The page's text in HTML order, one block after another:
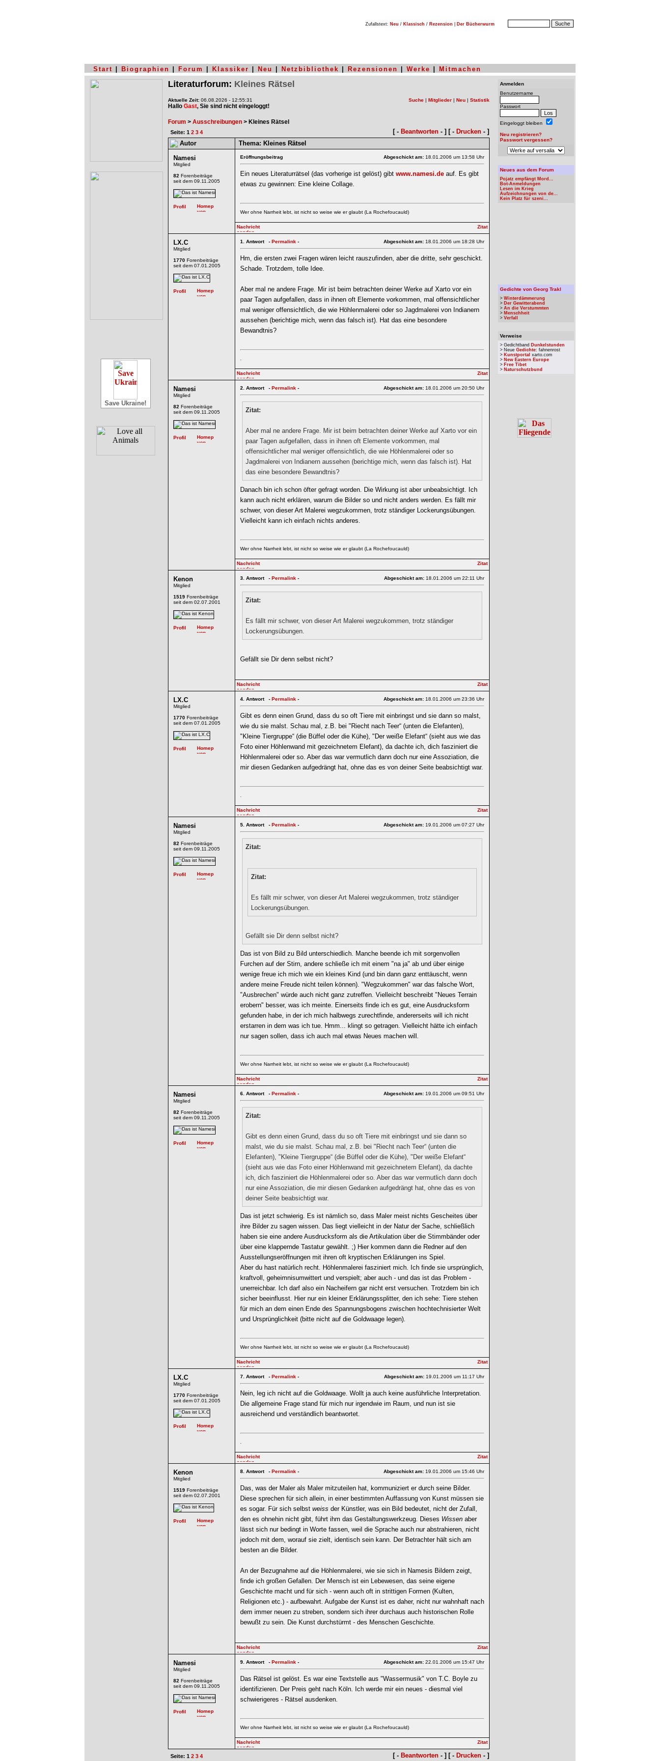
Zufallstext: Neu / Klassisch / Rezension Der Bücherwurm
Start Biographien Forum Klassiker Neu Netzbibliothek Rezensionen Werke Mitmachen
Save Ukraine!
Literaturforum: Kleines Rätsel
Aktuelle Zeit: 06.08.2026 - 12:55:31
Hallo Gast, Sie sind nicht eingeloggt!
Suche | Mitglieder | Neu | Statistik
Forum > Ausschreibungen > Kleines Rätsel
Seite: 1 2 3 4 [ - Beantworten - ] [ - Drucken - ]
Autor
Thema: Kleines Rätsel
Namesi
Mitglied
82 Forenbeiträge
seit dem 09.11.2005
Eröffnungsbeitrag Abgeschickt am: 18.01.2006 um 13:58 Uhr
Ein neues Literaturrätsel (das vorherige ist gelöst) gibt www.namesi.de auf. Es gibt
etwas zu gewinnen: Eine kleine Collage.
Wer ohne Narrheit lebt, ist nicht so weise wie er glaubt (La Rochefoucauld)
LX.C
Mitglied
1770 Forenbeiträge
seit dem 07.01.2005
1. Antwort - Permalink - Abgeschickt am: 18.01.2006 um 18:28 Uhr
Hm, die ersten zwei Fragen wären leicht rauszufinden, aber die dritte, sehr geschickt.
Schade. Trotzdem, tolle Idee.
Aber mal ne andere Frage. Mir ist beim betrachten deiner Werke auf Xarto vor ein
paar Tagen aufgefallen, dass in ihnen oft Elemente vorkommen, mal offensichtlicher
mal weniger offensichtlich, die wie Höhlenmalerei oder so Jagdmalerei von Indianern
aussehen (berichtige mich, wenn das falsch ist). Hat das eine besondere
Bewandtnis?
.
Namesi
Mitglied
82 Forenbeiträge
seit dem 09.11.2005
2. Antwort - Permalink - Abgeschickt am: 18.01.2006 um 20:50 Uhr
Zitat:
Aber mal ne andere Frage. Mir ist beim betrachten deiner Werke auf Xarto vor ein
paar Tagen aufgefallen, dass in ihnen oft Elemente vorkommen, mal
offensichtlicher mal weniger offensichtlich, die wie Höhlenmalerei oder so
Jagdmalerei von Indianern aussehen (berichtige mich, wenn das falsch ist). Hat
das eine besondere Bewandtnis?
Danach bin ich schon öfter gefragt worden. Die Wirkung ist aber unbeabsichtigt. Ich
kann auch nicht erklären, warum die Bilder so und nicht anders werden. Es fällt mir
schwer, von dieser Art Malerei wegzukommen, trotz ständiger Lockerungsübungen.
Vielleicht kann ich einfach nichts anderes.
Wer ohne Narrheit lebt, ist nicht so weise wie er glaubt (La Rochefoucauld)
Kenon
Mitglied
1519 Forenbeiträge
seit dem 02.07.2001
3. Antwort - Permalink - Abgeschickt am: 18.01.2006 um 22:11 Uhr
Zitat:
Es fällt mir schwer, von dieser Art Malerei wegzukommen, trotz ständiger
Lockerungsübungen.
Gefällt sie Dir denn selbst nicht?
LX.C
Mitglied
1770 Forenbeiträge
seit dem 07.01.2005
4. Antwort - Permalink - Abgeschickt am: 18.01.2006 um 23:36 Uhr
Gibt es denn einen Grund, dass du so oft Tiere mit einbringst und sie dann so malst,
wie du sie malst. Schau mal, z.B. bei "Riecht nach Teer“ (unten die Elefanten),
"Kleine Tiergruppe“ (die Büffel oder die Kühe), "Der weiße Elefant“ (sieht aus wie das
Foto einer Höhlenwand mit gezeichnetem Elefant), da dachte ich, dich fasziniert die
Höhlenmalerei oder so. Aber das war vermutlich dann doch nur eine Assoziation, die
mir diesen Gedanken aufgedrängt hat, ohne das es von deiner Seite beabsichtigt war.
.
Namesi
Mitglied
82 Forenbeiträge
seit dem 09.11.2005
5. Antwort - Permalink - Abgeschickt am: 19.01.2006 um 07:27 Uhr
Zitat:
Zitat:
Es fällt mir schwer, von dieser Art Malerei wegzukommen, trotz ständiger
Lockerungsübungen.
Gefällt sie Dir denn selbst nicht?
Das ist von Bild zu Bild unterschiedlich. Manche beende ich mit sorgenvollen
Furchen auf der Stirn, andere schließe ich mit einem "na ja" ab und über einige
wenige freue ich mich wie ein kleines Kind (und bin dann ganz enttäuscht, wenn
andere meine Freude nicht teilen können). "Wegzukommen" war das falsche Wort,
"Ausbrechen" würde auch nicht ganz zutreffen. Vielleicht beschreibt "Neues Terrain
erobern" besser, was ich meinte. Einerseits finde ich es gut, eine Ausdrucksform
gefunden habe, in der ich mich halbwegs zurechtfinde, andererseits will ich nicht
erstarren in dem was ich tue. Hmm... klingt so getragen. Vielleicht hätte ich einfach
nur sagen sollen, dass ich auch mal etwas Neues machen will.
Wer ohne Narrheit lebt, ist nicht so weise wie er glaubt (La Rochefoucauld)
Namesi
Mitglied
82 Forenbeiträge
seit dem 09.11.2005
6. Antwort - Permalink - Abgeschickt am: 19.01.2006 um 09:51 Uhr
Zitat:
Gibt es denn einen Grund, dass du so oft Tiere mit einbringst und sie dann so
malst, wie du sie malst. Schau mal, z.B. bei "Riecht nach Teer“ (unten die
Elefanten), "Kleine Tiergruppe“ (die Büffel oder die Kühe), "Der weiße Elefant“
(sieht aus wie das Foto einer Höhlenwand mit gezeichnetem Elefant), da dachte
ich, dich fasziniert die Höhlenmalerei oder so. Aber das war vermutlich dann doch
nur eine Assoziation, die mir diesen Gedanken aufgedrängt hat, ohne das es von
deiner Seite beabsichtigt war.
Das ist jetzt schwierig. Es ist nämlich so, dass Maler meist nichts Gescheites über
ihre Bilder zu sagen wissen. Das liegt vielleicht in der Natur der Sache, schließlich
haben sie eine andere Ausdrucksform als die Artikulation über die Stimmbänder oder
über eine klappernde Tastatur gewählt. ;) Hier kommen dann die Redner auf den
Ausstellungseröffnungen mit ihren oft kryptischen Erklärungen ins Spiel.
Aber du hast natürlich recht. Höhlenmalerei fasziniert mich. Ich finde sie ursprünglich,
kraftvoll, geheimnisumwittert und verspielt; aber auch - und das ist das Problem -
unerreichbar. Ich darf also ein Nacheifern gar nicht erst versuchen. Trotzdem bin ich
sicher beeinflusst. Hier nur ein kleiner Erklärungssplitter, den ich sehe: Tiere stehen
für mich an dem einen Ende des Spannungsbogens zwischen hochtechnisierter Welt
und Ursprünglichkeit (bitte nicht auf die Goldwaage legen).
Wer ohne Narrheit lebt, ist nicht so weise wie er glaubt (La Rochefoucauld)
LX.C
Mitglied
1770 Forenbeiträge
seit dem 07.01.2005
7. Antwort - Permalink - Abgeschickt am: 19.01.2006 um 11:17 Uhr
Nein, leg ich nicht auf die Goldwaage. Wollt ja auch keine ausführliche Interpretation.
Die allgemeine Frage stand für mich nur irgendwie im Raum, und nun ist sie
ausreichend und verständlich beantwortet.
.
Kenon
Mitglied
1519 Forenbeiträge
seit dem 02.07.2001
8. Antwort - Permalink - Abgeschickt am: 19.01.2006 um 15:46 Uhr
Das, was der Maler als Maler mitzuteilen hat, kommuniziert er durch seine Bilder.
Diese sprechen für sich allein, in einer bestimmten Auffassung von Kunst müssen sie
es sogar. Für sich selbst weiss der Künstler, was ein Bild bedeutet, nicht der Zufall,
den es ohnehin nicht gibt, führt ihm das Gestaltungswerkzeug. Dieses Wissen aber
lässt sich nur bedingt in Worte fassen, weil die Sprache auch nur abstrahieren, nicht
jedoch mit dem, worauf sie zielt, identisch sein kann. Der Betrachter hält sich am
besten an die Bilder.
An der Bezugnahme auf die Höhlenmalerei, wie sie sich in Namesis Bildern zeigt,
finde ich großen Gefallen. Der Mensch ist ein Lebewesen, das seine eigene
Geschichte macht und für sich - wenn auch oft in strittigen Formen (Kulten,
Religionen etc.) - aufbewahrt. Aufgabe der Kunst ist es daher, nicht nur wahnhaft nach
dem immer neuen zu streben, sondern sich ihrer durchaus auch historischen Rolle
bewußt zu sein. Die Kunst durchstürmt - des Menschen Geschichte.
Namesi
Mitglied
82 Forenbeiträge
seit dem 09.11.2005
9. Antwort - Permalink - Abgeschickt am: 22.01.2006 um 15:47 Uhr
Das Rätsel ist gelöst. Es war eine Textstelle aus "Wassermusik" von T.C. Boyle zu
identifizieren. Der Preis geht nach Köln. Ich werde mir ein neues - diesmal viel
schwierigeres - Rätsel ausdenken.
Wer ohne Narrheit lebt, ist nicht so weise wie er glaubt (La Rochefoucauld)
Seite: 1 2 3 4 [ - Beantworten - ] [ - Drucken - ]
Anmelden
Benutzername
Passwort
Eingeloggt bleiben
Neu registrieren?
Passwort vergessen?
Neues aus dem Forum
Pojatz empfängt Mord...
Bot-Anmeldungen
Lesen im Krieg
Aufzeichnungen von de...
Kein Platz für szeni...
Gedichte von Georg Trakl
> Winterdämmerung
> Der Gewitterabend
> An die Verstummten
> Menschheit
> Verfall
Verweise
> Gedichtband Dunkelstunden
> Neue Gedichte: fahnenrost
> Kunstportal xarto.com
> New Eastern Europe
> Free Tibet
> Naturschutzbund